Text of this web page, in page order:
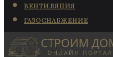
ВЕНТИЛЯЦИЯ
ГАЗОСНАБЖЕНИЕ
КАНАЛИЗАЦИЯ